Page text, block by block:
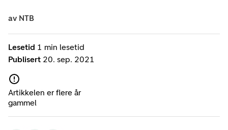
Lesetid 1 min lesetid
Publisert 20. sep. 2021
Artikkelen er flere år
gammel
av NTB